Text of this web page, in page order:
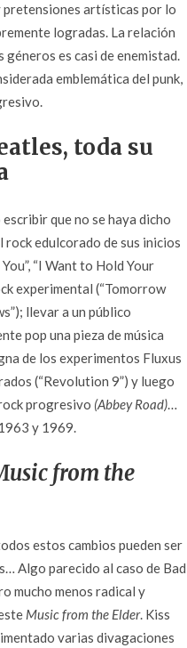
pretensiones artísticas por lo
logradas. La relación
géneros es casi de enemistad.
emblemática del punk,
toda su
escribir que no se haya dicho
rock edulcorado de sus inicios
You”, “I Want to Hold Your
experimental (“Tomorrow
llevar a un público
pop una pieza de música
de los experimentos Fluxus
(“Revolution 9”) y luego
progresivo (Abbey Road)…
y 1969.
from the
estos cambios pueden ser
Algo parecido al caso de Bad
mucho menos radical y
Music from the Elder. Kiss
varias divagaciones